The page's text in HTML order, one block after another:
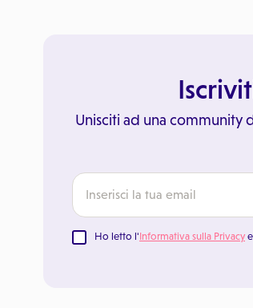
Unisciti ad una community
Ho letto l'Informativa sulla Privacy